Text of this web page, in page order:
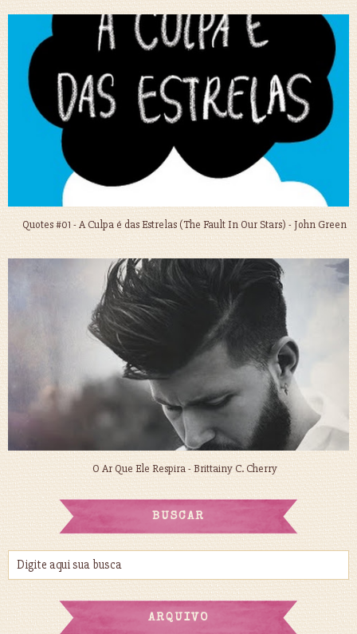
Quotes #01 - A Culpa é das Estrelas (The Fault In Our Stars) - John Green
O Ar Que Ele Respira - Brittainy C. Cherry
BUSCAR
ARQUIVO